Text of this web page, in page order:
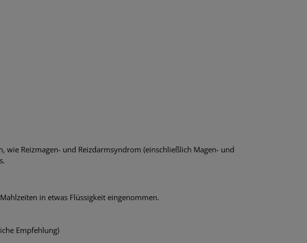
Reizmagen- und Reizdarmsyndrom (einschließlich Magen- und
in etwas Flüssigkeit eingenommen.
Empfehlung)